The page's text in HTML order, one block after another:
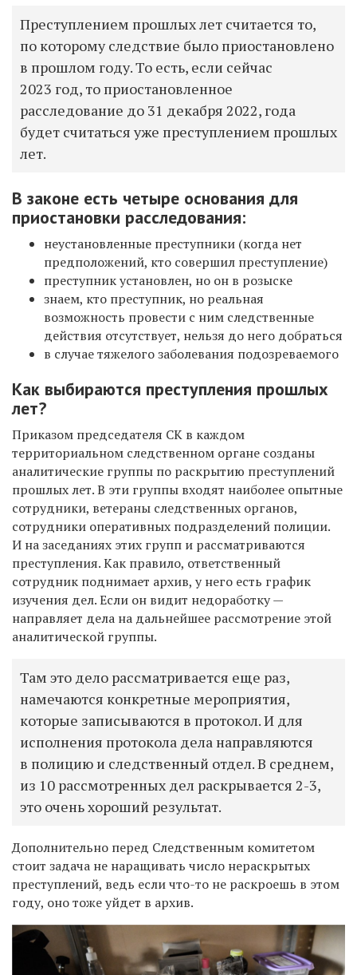
Преступлением прошлых лет считается то,
по которому следствие было приостановлено
в прошлом году. То есть, если сейчас
2023 год, то приостановленное
расследование до 31 декабря 2022, года
будет считаться уже преступлением прошлых
лет.
В законе есть четыре основания для
приостановки расследования:
неустановленные преступники (когда нет
предположений, кто совершил преступление)
преступник установлен, но он в розыске
знаем, кто преступник, но реальная
возможность провести с ним следственные
действия отсутствует, нельзя до него добраться
в случае тяжелого заболевания подозреваемого
Как выбираются преступления прошлых
лет?
Приказом председателя СК в каждом
территориальном следственном органе созданы
аналитические группы по раскрытию преступлений
прошлых лет. В эти группы входят наиболее опытные
сотрудники, ветераны следственных органов,
сотрудники оперативных подразделений полиции.
И на заседаниях этих групп и рассматриваются
преступления. Как правило, ответственный
сотрудник поднимает архив, у него есть график
изучения дел. Если он видит недоработку —
направляет дела на дальнейшее рассмотрение этой
аналитической группы.
Там это дело рассматривается еще раз,
намечаются конкретные мероприятия,
которые записываются в протокол. И для
исполнения протокола дела направляются
в полицию и следственный отдел. В среднем,
из 10 рассмотренных дел раскрывается 2-3,
это очень хороший результат.
Дополнительно перед Следственным комитетом
стоит задача не наращивать число нераскрытых
преступлений, ведь если что-то не раскроешь в этом
году, оно тоже уйдет в архив.